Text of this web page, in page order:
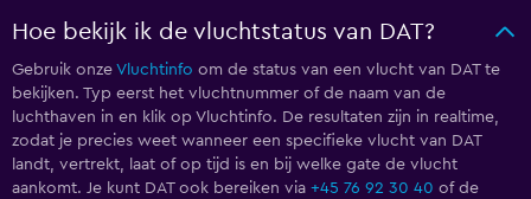
Hoe bekijk ik de vluchtstatus van DAT?
Gebruik onze Vluchtinfo om de status van een vlucht van DAT te
bekijken. Typ eerst het vluchtnummer of de naam van de
luchthaven in en klik op Vluchtinfo. De resultaten zijn in realtime,
zodat je precies weet wanneer een specifieke vlucht van DAT
landt, vertrekt, laat of op tijd is en bij welke gate de vlucht
aankomt. Je kunt DAT ook bereiken via +45 76 92 30 40 of de